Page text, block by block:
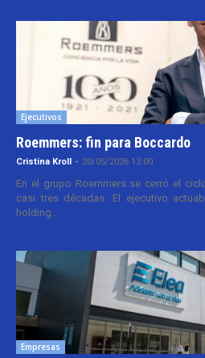
Ejecutivos
Roemmers: fin para Boccardo
Cristina Kroll - 20/05/2026 13:00
En el grupo Roemmers se cerró el
casi tres décadas. El ejecutivo
holding...
Empresas